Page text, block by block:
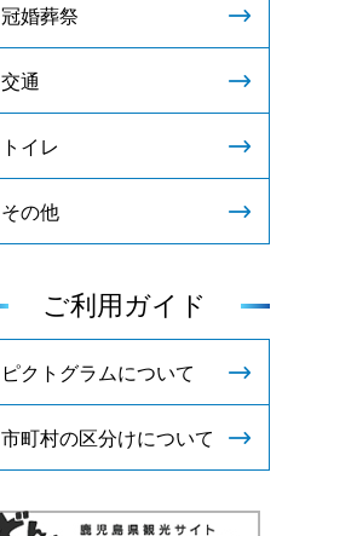
冠婚葬祭
交通
トイレ
その他
ご利用ガイド
ピクトグラムについて
市町村の区分けについて